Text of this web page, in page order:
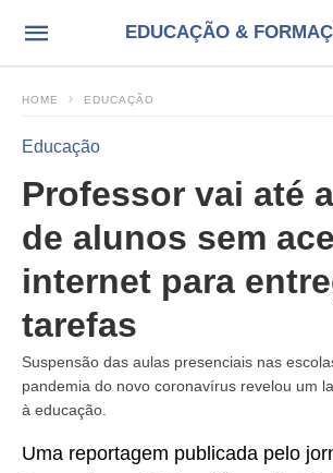
EDUCAÇÃO &
HOME EDUCAÇÃO
Educação
Professor vai até
de alunos sem
internet para
tarefas
Suspensão das aulas presenciais nas
pandemia do novo coronavírus revelou um
à educação.
Uma reportagem publicada pelo